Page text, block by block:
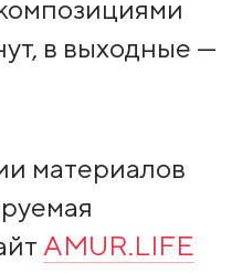
в выходные —
материалов
AMUR.LIFE